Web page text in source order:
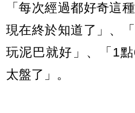
「每次經過都好奇這
現在終於知道了」、
玩泥巴就好」、「1
太盤了」。